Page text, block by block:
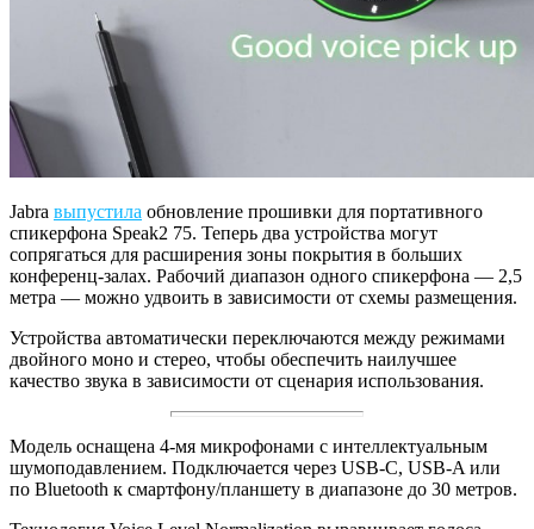
Jabra выпустила обновление прошивки для портативного
спикерфона Speak2 75. Теперь два устройства могут
сопрягаться для расширения зоны покрытия в больших
конференц-залах. Рабочий диапазон одного спикерфона — 2,5
метра — можно удвоить в зависимости от схемы размещения.
Устройства автоматически переключаются между режимами
двойного моно и стерео, чтобы обеспечить наилучшее
качество звука в зависимости от сценария использования.
Модель оснащена 4-мя микрофонами с интеллектуальным
шумоподавлением. Подключается через USB-C, USB-A или
по Bluetooth к смартфону/планшету в диапазоне до 30 метров.